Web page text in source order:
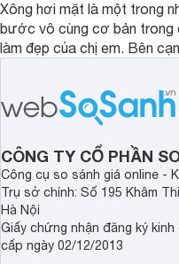
Xông hơi mặt là một trong
bước vô cùng cơ bản trong
làm đẹp của chị em. Bên
người đã lựa chọn máy xông
quá trình này diễn ra đơn giản
Vậy, tác dụng của máy xông
với sức khỏe, làn da là gì, có
thường xuyên không?
CÔNG TY CỔ PHẦN
Công cụ so sánh giá online -
Trụ sở chính: Số 195 Khâm
Hà Nội
Giấy chứng nhận đăng ký
cấp ngày 02/12/2013